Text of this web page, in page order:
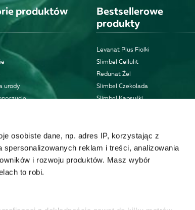
osobiste dane, np. adres IP, korzystając z
reklam i treści, analizowania
i rozwoju produktów. Masz wybór
to robi.
produktów
urody
Bestsellerowe
produkty
Levanat Plus Fiolki
Slimbel Cellulit
Redunat Żel
Slimbel Czekolada
Slimbel Kapsułki